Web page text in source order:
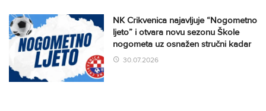
NK Crikvenica najavljuje “Nogometno
ljeto” i otvara novu sezonu Škole
nogometa uz osnažen stručni kadar
30.07.2026